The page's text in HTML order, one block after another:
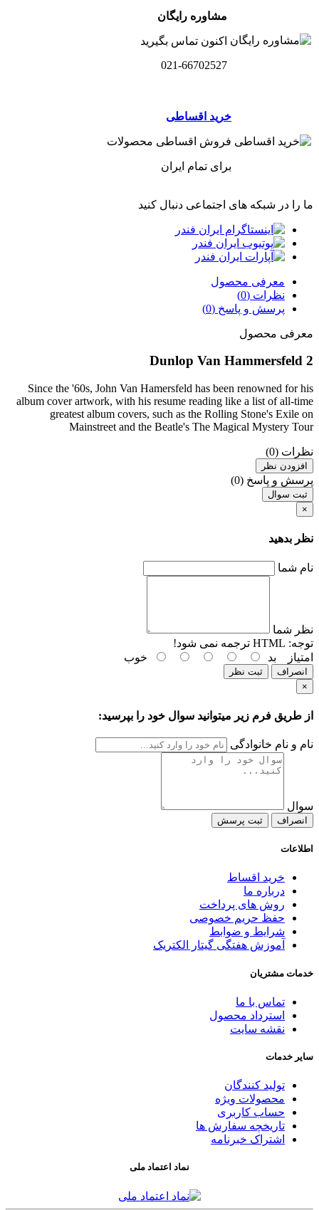
مشاوره رایگان
اکنون تماس بگیرید
021-66702527
خرید اقساطی
فروش اقساطی محصولات
برای تمام ایران
ما را در شبکه های اجتماعی دنبال کنید
معرفی محصول
نظرات (0)
پرسش و پاسخ (0)
معرفی محصول
Dunlop Van Hammersfeld 2
Since the '60s, John Van Hamersfeld has been renowned for his
album cover artwork, with his resume reading like a list of all-time
greatest album covers, such as the Rolling Stone's Exile on
Mainstreet and the Beatle's The Magical Mystery Tour
نظرات (0)
افزودن نظر
پرسش و پاسخ (0)
ثبت سوال
×
نظر بدهید
نام شما
نظر شما
توجه:
امتیاز
بد خوب
انصراف
ثبت نظر
×
از طریق فرم زیر میتوانید سوال خود را بپرسید:
نام و نام خانوادگی
سوال
انصراف ثبت پرسش
اطلاعات
خرید اقساط
درباره ما
روش های پرداخت
حفظ حریم خصوصی
شرایط و ضوابط
آموزش هفتگی گیتار الکتریک
خدمات مشتریان
تماس با ما
استرداد محصول
نقشه سایت
سایر خدمات
تولید کنندگان
محصولات ویژه
حساب کاربری
تاریخچه سفارش ها
اشتراک خبرنامه
نماد اعتماد ملی